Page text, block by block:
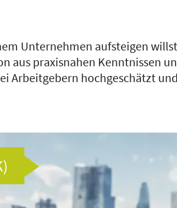
Unternehmen aufsteigen
aus praxisnahen Kenntnissen
Arbeitgebern hochgeschätzt